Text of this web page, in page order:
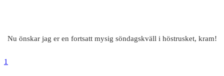
Nu önskar jag er en fortsatt mysig söndagskväll i höstrusket, kram!
1